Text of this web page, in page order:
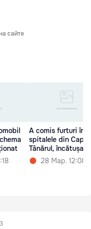
сайте
A comis furturi în
spitalele din
Tânărul, încătușat
28 Мар. 12:08